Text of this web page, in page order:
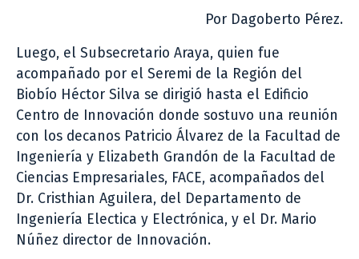
Por Dagoberto Pérez.
Luego, el Subsecretario Araya, quien fue
acompañado por el Seremi de la Región del
Biobío Héctor Silva se dirigió hasta el Edificio
Centro de Innovación donde sostuvo una reunión
con los decanos Patricio Álvarez de la Facultad de
Ingeniería y Elizabeth Grandón de la Facultad de
Ciencias Empresariales, FACE, acompañados del
Dr. Cristhian Aguilera, del Departamento de
Ingeniería Electica y Electrónica, y el Dr. Mario
Núñez director de Innovación.